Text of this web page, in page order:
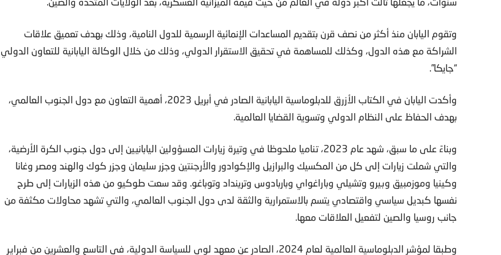
وتقوم اليابان منذ أكثر من نصف قرن بتقديم المساعدات الإنمائية الرسمية للدول النامية، وذلك بهدف تعميق علاقات
الشراكة مع هذه الدول، وكذلك للمساهمة في تحقيق الاستقرار الدولي، وذلك من خلال الوكالة اليابانية للتعاون الدولي
“جايكا”.
وأكدت اليابان في الكتاب الأزرق للدبلوماسية اليابانية الصادر في أبريل 2023، أهمية التعاون مع دول الجنوب العالمي،
بهدف الحفاظ على النظام الدولي وتسوية القضايا العالمية.
وبناءً على ما سبق، شهد عام 2023، تناميا ملحوظا في وتيرة زيارات المسؤولين اليابانيين إلى دول جنوب الكرة الأرضية،
والتي شملت زيارات إلى كل من المكسيك والبرازيل والإكوادور والأرجنتين وجزر سليمان وجزر كوك والهند ومصر وغانا
وكينيا وموزمبيق وبيرو وتشيلي وباراغواي وباربادوس وترينداد وتوباغو. وقد سعت طوكيو من هذه الزيارات إلى طرح
نفسها كبديل سياسي واقتصادي يتسم بالاستمرارية والثقة لدى دول الجنوب العالمي، والتي تشهد محاولات مكثفة من
جانب روسيا والصين لتفعيل العلاقات معها.
وطبقا لمؤشر الدبلوماسية العالمية لعام 2024، الصادر عن معهد لوي للسياسة الدولية، في التاسع والعشرين من فبراير